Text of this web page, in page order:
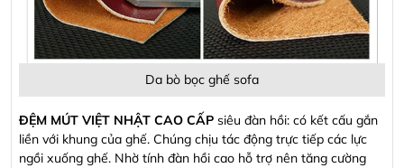
Da bò bọc ghế sofa
ĐỆM MÚT VIỆT NHẬT CAO CẤP siêu đàn hồi: có kết cấu gắn
liền với khung của ghế. Chúng chịu tác động trực tiếp các lực
ngồi xuống ghế. Nhờ tính đàn hồi cao hỗ trợ nên tăng cường